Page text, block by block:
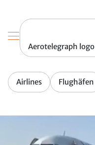
Aerotelegraph logo
Airlines Flughäfen